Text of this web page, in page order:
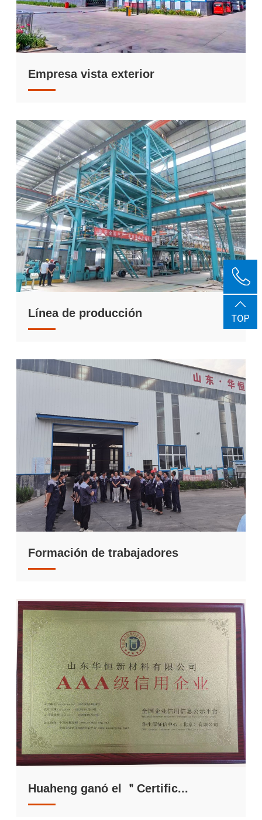
Empresa vista exterior
Línea de producción
Formación de trabajadores
Huaheng ganó el ＂Certific...